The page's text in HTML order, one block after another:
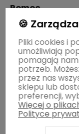
Pomoc
Moje konto
Płatności i
Informacje
🍪
Pliki cookies i
umożliwiają
pomagają
potrzeb.
przez nas
sklepu lub
preferencji,
Więcej o
Polityce